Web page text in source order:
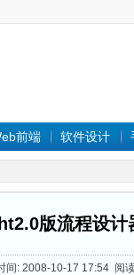
前端 软件设计
版流程设计
: 2008-10-17 17:54 阅